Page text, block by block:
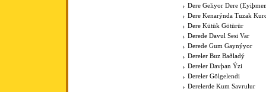
Dere Geliyor Dere
Dere Kenarýnda Tuzak
Dere Kütük Götürür
Derede Davul Sesi Var
Derede Gum Gaynýyor
Dereler Buz Baðladý
Dereler Davþan Ýzi
Dereler Gölgelendi
Derelerde Kum Savrulur